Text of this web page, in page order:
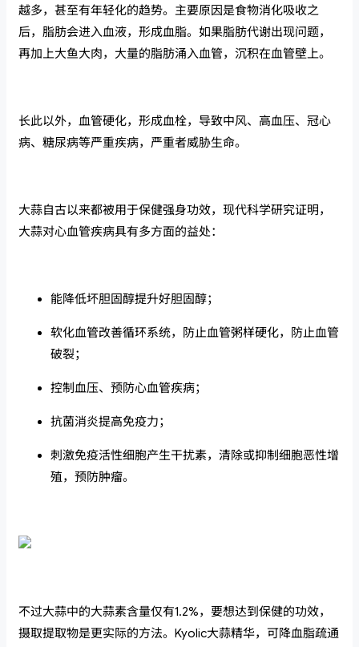
越多，甚至有年轻化的趋势。主要原因是食物消化吸收之
后，脂肪会进入血液，形成血脂。如果脂肪代谢出现问题，
再加上大鱼大肉，大量的脂肪涌入血管，沉积在血管壁上。
长此以外，血管硬化，形成血栓，导致中风、高血压、冠心
病、糖尿病等严重疾病，严重者威胁生命。
大蒜自古以来都被用于保健强身功效，现代科学研究证明，
大蒜对心血管疾病具有多方面的益处：
能降低坏胆固醇提升好胆固醇；
软化血管改善循环系统，防止血管粥样硬化，防止血管
破裂；
控制血压、预防心血管疾病；
抗菌消炎提高免疫力；
刺激免疫活性细胞产生干扰素，清除或抑制细胞恶性增
殖，预防肿瘤。
不过大蒜中的大蒜素含量仅有1.2%，要想达到保健的功效，
摄取提取物是更实际的方法。Kyolic大蒜精华，可降血脂疏通